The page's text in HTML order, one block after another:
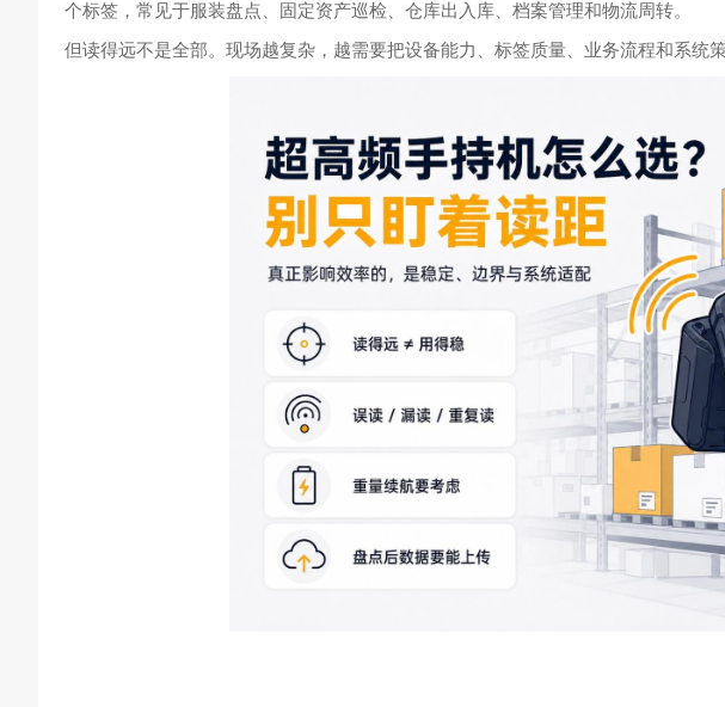
个标签，常见于服装盘点、固定资产巡检、仓库出入库、档案管理和物流周转。
但读得远不是全部。现场越复杂，越需要把设备能力、标签质量、业务流程和系统